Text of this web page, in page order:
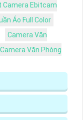
Camera Ebitcam
Áo Full Color
Camera Văn
Văn Phòng